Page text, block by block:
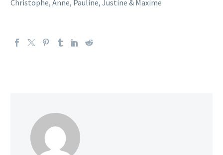
Christophe, Anne, Pauline, Justine & Maxime